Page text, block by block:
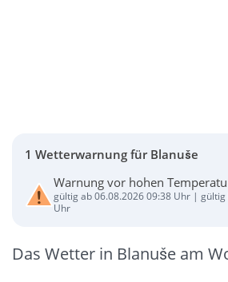
1 Wetterwarnung für Blanuše
Warnung vor hohen
gültig ab 06.08.2026 09:38 Uhr | gültig
Uhr
Das Wetter in Blanuše am